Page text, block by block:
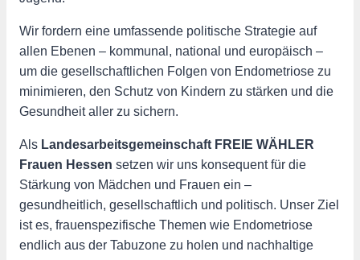
Wir fordern eine umfassende politische Strategie auf
allen Ebenen – kommunal, national und europäisch –
um die gesellschaftlichen Folgen von Endometriose zu
minimieren, den Schutz von Kindern zu stärken und die
Gesundheit aller zu sichern.
Als Landesarbeitsgemeinschaft FREIE WÄHLER
Frauen Hessen setzen wir uns konsequent für die
Stärkung von Mädchen und Frauen ein –
gesundheitlich, gesellschaftlich und politisch. Unser Ziel
ist es, frauenspezifische Themen wie Endometriose
endlich aus der Tabuzone zu holen und nachhaltige